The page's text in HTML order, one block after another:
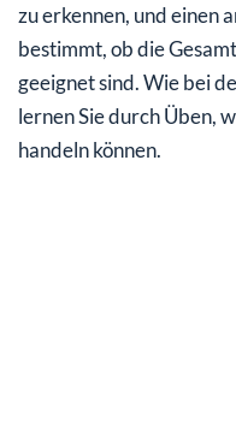
zu erkennen, und einen
bestimmt, ob die
geeignet sind. Wie bei
lernen Sie durch Üben,
handeln können.